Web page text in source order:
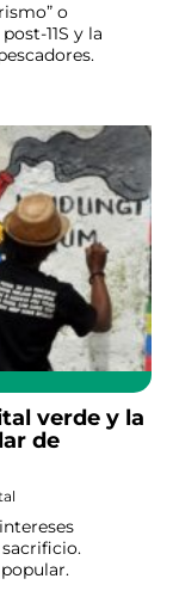
o
11S y la
verde y la
de